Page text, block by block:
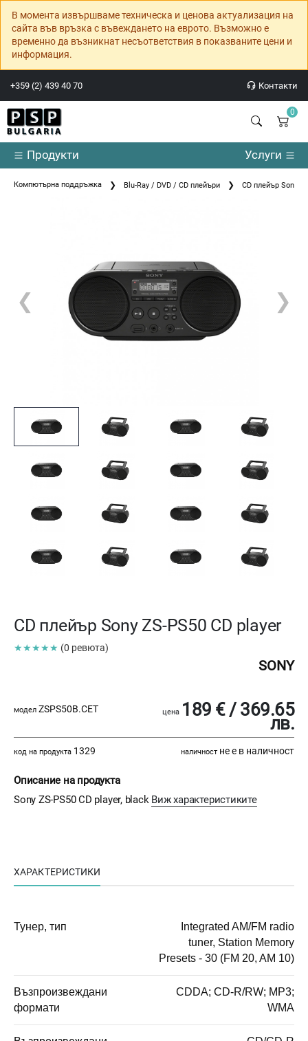
В момента извършваме техническа и ценова актуализация на
сайта във връзка с въвеждането на еврото. Възможно е
временно да възникнат несъответствия в показваните цени и
информация.
+359 (2) 439 40 70 Контакти
0
Продукти Услуги
Компютърна поддръжка Blu-Ray / DVD / CD плейъри CD плейър Sony
❮ ❯
CD плейър Sony ZS-PS50 CD player
★★★★★ (0 ревюта)
SONY
модел ZSPS50B.CET цена 189 € / 369.65
лв.
код на продукта 1329 наличност не е в наличност
Описание на продукта
Sony ZS-PS50 CD player, black Виж характеристиките
ХАРАКТЕРИСТИКИ
Тунер, тип
Integrated AM/FM radio
tuner, Station Memory
Presets - 30 (FM 20, AM 10)
Възпроизвеждани
формати
CDDA; CD-R/RW; MP3;
WMA